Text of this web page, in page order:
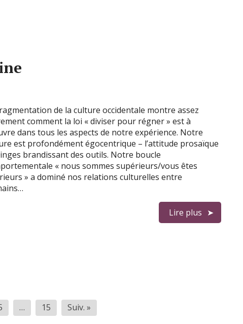
de la culture occidentale montre assez
comment la loi « diviser pour régner » est à
dans tous les aspects de notre expérience. Notre
est profondément égocentrique – l’attitude prosaïque
brandissant des outils. Notre boucle
« nous sommes supérieurs/vous êtes
» a dominé nos relations culturelles entre
Lire plus
… 15 Suiv. »